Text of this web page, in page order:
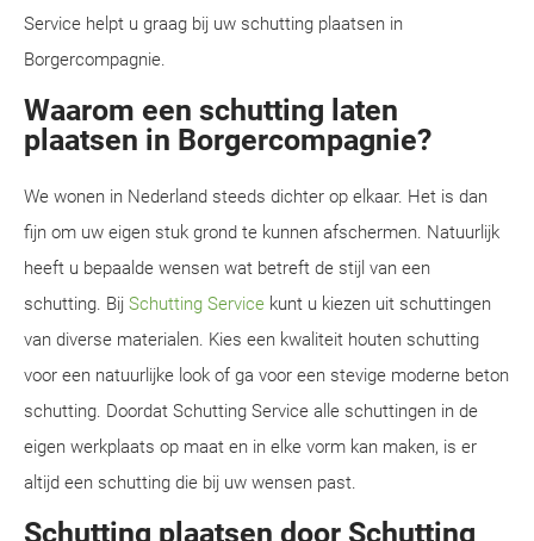
Service helpt u graag bij uw schutting plaatsen in
Borgercompagnie.
Waarom een schutting laten
plaatsen in Borgercompagnie?
We wonen in Nederland steeds dichter op elkaar. Het is dan
fijn om uw eigen stuk grond te kunnen afschermen. Natuurlijk
heeft u bepaalde wensen wat betreft de stijl van een
schutting. Bij Schutting Service kunt u kiezen uit schuttingen
van diverse materialen. Kies een kwaliteit houten schutting
voor een natuurlijke look of ga voor een stevige moderne beton
schutting. Doordat Schutting Service alle schuttingen in de
eigen werkplaats op maat en in elke vorm kan maken, is er
altijd een schutting die bij uw wensen past.
Schutting plaatsen door Schutting